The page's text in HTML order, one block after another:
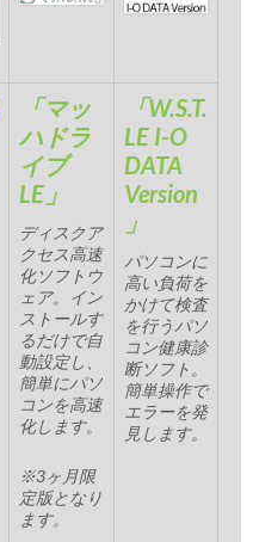
「マッ
ハドラ
イブ
LE」
ディスクア
クセス高速
化ソフトウ
ェア。イン
ストールす
るだけで自
動設定し、
簡単にパソ
コンを高速
化します。
※3ヶ月限
定版となり
ます。
「W.S.T.
LE I-O
DATA
Version
」
パソコンに
高い負荷を
かけて検査
を行うパソ
コン健康診
断ソフト。
簡単操作で
エラーを発
見します。